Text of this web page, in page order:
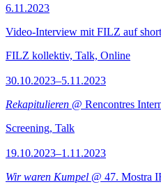
6.11.2023
Video-Interview mit FILZ auf
FILZ kollektiv, Talk, Online
30.10.2023–5.11.2023
Rekapitulieren @ Rencontres
Screening, Talk
19.10.2023–1.11.2023
Wir waren Kumpel @ 47. Mostra